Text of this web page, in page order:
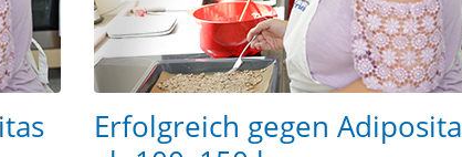
Erfolgreich gegen